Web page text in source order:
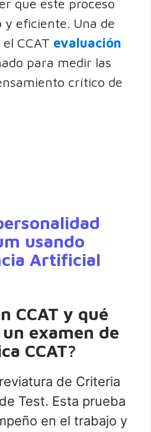
que este proceso
y eficiente. Una de
CCAT evaluación
para medir las
crítico de
usando
Artificial
CCAT y qué
examen de
CCAT?
de Criteria
Test. Esta prueba
en el trabajo y